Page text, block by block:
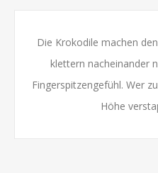
Die Krokodile machen
klettern nacheinander
Fingerspitzengefühl. Wer
Höhe